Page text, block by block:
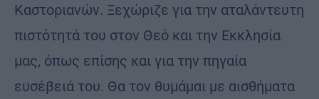
Καστοριανών. Ξεχώριζε για την αταλάντευτη
πιστότητά του στον Θεό και την Εκκλησία
μας, όπως επίσης και για την πηγαία
ευσέβειά του. Θα τον θυμάμαι με αισθήματα